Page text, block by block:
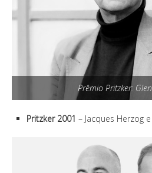
Prêmio Pritzker:
Pritzker 2001 – Jacques Herzog